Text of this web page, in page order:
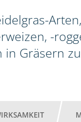
-
Gräsern